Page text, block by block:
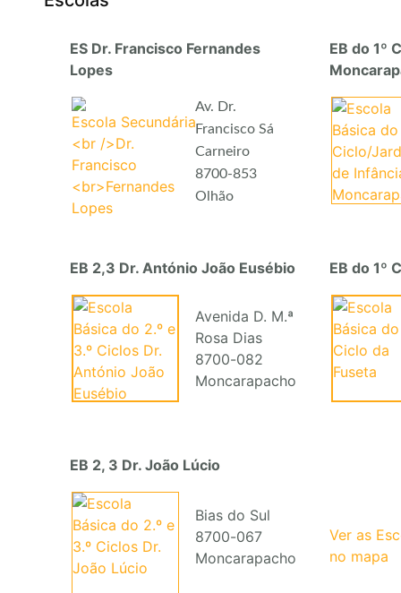
ES Dr. Francisco Fernandes
Lopes
EB do 1º
Av. Dr.
Francisco Sá
Carneiro
8700-853
Olhão
EB 2,3 Dr. António João Eusébio EB do 1º
Avenida D. M.ª
Rosa Dias
8700-082
Moncarapacho
EB 2, 3 Dr. João Lúcio
Bias do Sul
8700-067
Moncarapacho
Ver as
no mapa